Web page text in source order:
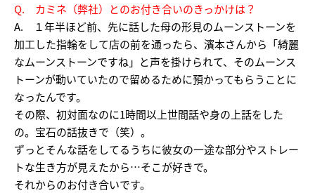
Q. カミネ（弊社）とのお付き合いのきっかけは？
A. １年半ほど前、先に話した母の形見のムーンストーンを
加工した指輪をして店の前を通ったら、濱本さんから「綺麗
なムーンストーンですね」と声を掛けられて、そのムーンス
トーンが動いていたので留めるために預かってもらうことに
なったんです。
その際、初対面なのに1時間以上世間話や身の上話をした
の。宝石の話抜きで（笑）。
ずっとそんな話をしてるうちに彼女の一途な部分やストレー
トな生き方が見えたから…そこが好きで。
それからのお付き合いです。